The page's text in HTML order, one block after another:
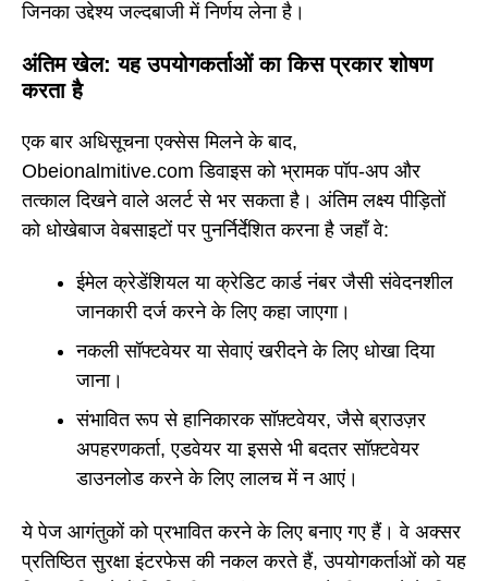
जिनका उद्देश्य जल्दबाजी में निर्णय लेना है।
अंतिम खेल: यह उपयोगकर्ताओं का किस प्रकार शोषण
करता है
एक बार अधिसूचना एक्सेस मिलने के बाद,
Obeionalmitive.com डिवाइस को भ्रामक पॉप-अप और
तत्काल दिखने वाले अलर्ट से भर सकता है। अंतिम लक्ष्य पीड़ितों
को धोखेबाज वेबसाइटों पर पुनर्निर्देशित करना है जहाँ वे:
ईमेल क्रेडेंशियल या क्रेडिट कार्ड नंबर जैसी संवेदनशील
जानकारी दर्ज करने के लिए कहा जाएगा।
नकली सॉफ्टवेयर या सेवाएं खरीदने के लिए धोखा दिया
जाना।
संभावित रूप से हानिकारक सॉफ़्टवेयर, जैसे ब्राउज़र
अपहरणकर्ता, एडवेयर या इससे भी बदतर सॉफ़्टवेयर
डाउनलोड करने के लिए लालच में न आएं।
ये पेज आगंतुकों को प्रभावित करने के लिए बनाए गए हैं। वे अक्सर
प्रतिष्ठित सुरक्षा इंटरफेस की नकल करते हैं, उपयोगकर्ताओं को यह